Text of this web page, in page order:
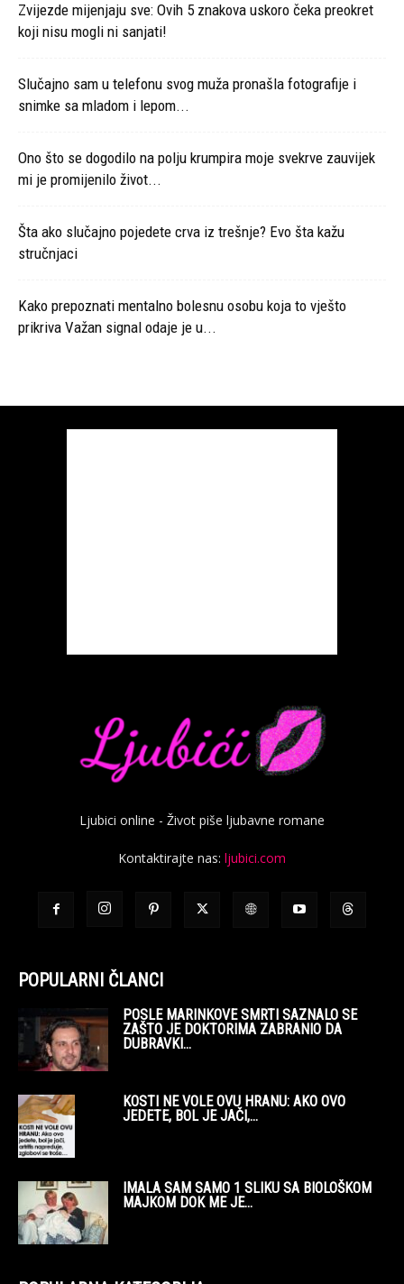
Zvijezde mijenjaju sve: Ovih 5 znakova uskoro čeka preokret
koji nisu mogli ni sanjati!
Slučajno sam u telefonu svog muža pronašla fotografije i
snimke sa mladom i lepom...
Ono što se dogodilo na polju krumpira moje svekrve zauvijek
mi je promijenilo život...
Šta ako slučajno pojedete crva iz trešnje? Evo šta kažu
stručnjaci
Kako prepoznati mentalno bolesnu osobu koja to vješto
prikriva Važan signal odaje je u...
Ljubici online - Život piše ljubavne romane
Kontaktirajte nas: ljubici.com
POPULARNI ČLANCI
POSLE MARINKOVE SMRTI SAZNALO SE
ZAŠTO JE DOKTORIMA ZABRANIO DA
DUBRAVKI...
KOSTI NE VOLE OVU HRANU: AKO OVO
JEDETE, BOL JE JAČI,...
IMALA SAM SAMO 1 SLIKU SA BIOLOŠKOM
MAJKOM DOK ME JE...